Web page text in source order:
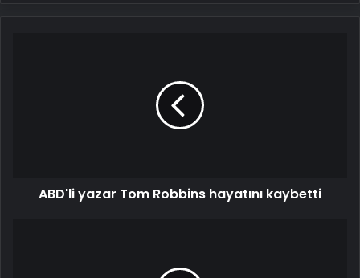
ABD'li yazar Tom Robbins hayatını kaybetti